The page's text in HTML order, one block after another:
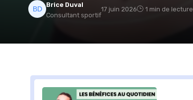
Brice Duval
Consultant sportif
17 juin 2026 1 min de lecture